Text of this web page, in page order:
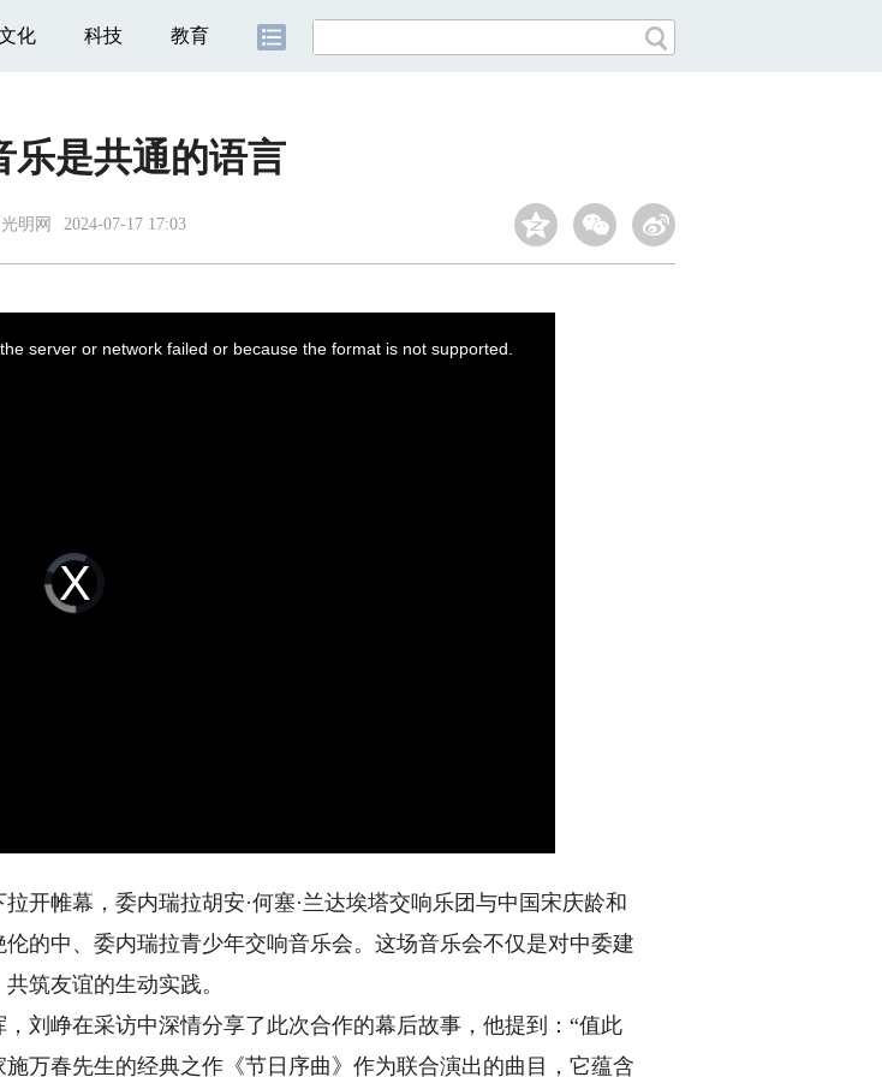
化 科技 教育
乐是共通的语言
光明网 2024-07-17 17:03
Video
Player
is
loading.
server or network failed or because the format is not supported.
帷幕，委内瑞拉胡安·何塞·兰达埃塔交响乐团与中国宋庆龄和
的中、委内瑞拉青少年交响音乐会。这场音乐会不仅是对中委建
筑友谊的生动实践。
峥在采访中深情分享了此次合作的幕后故事，他提到：“值此
万春先生的经典之作《节日序曲》作为联合演出的曲目，它蕴含